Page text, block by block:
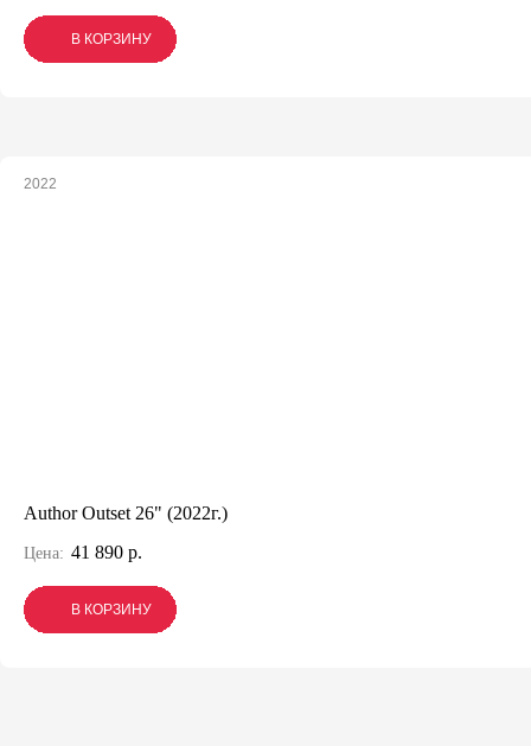
В КОРЗИНУ
В КОРЗИНУ
В КОРЗИНУ
2022
Author Outset 26" (2022г.)
Цена: 41 890 р.
В КОРЗИНУ
В КОРЗИНУ
В КОРЗИНУ